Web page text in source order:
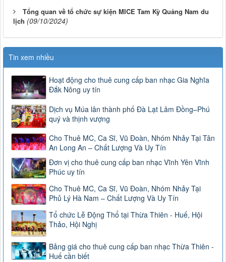
Tổng quan về tổ chức sự kiện MICE Tam Kỳ Quảng Nam du
lịch (09/10/2024)
Tin xem nhiều
Hoạt động cho thuê cung cấp ban nhạc Gia Nghĩa
Đắk Nông uy tín
Dịch vụ Múa lân thành phố Đà Lạt Lâm Đồng–Phú
quý và thịnh vượng
Cho Thuê MC, Ca Sĩ, Vũ Đoàn, Nhóm Nhảy Tại Tân
An Long An – Chất Lượng Và Uy Tín
Đơn vị cho thuê cung cấp ban nhạc Vĩnh Yên Vĩnh
Phúc uy tín
Cho Thuê MC, Ca Sĩ, Vũ Đoàn, Nhóm Nhảy Tại
Phủ Lý Hà Nam – Chất Lượng Và Uy Tín
Tổ chức Lễ Động Thổ tại Thừa Thiên - Huế, Hội
Thảo, Hội Nghị
Bảng giá cho thuê cung cấp ban nhạc Thừa Thiên -
Huế cần biết